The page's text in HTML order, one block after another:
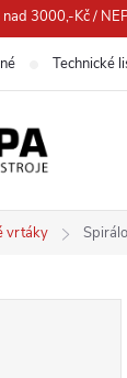
3000,-Kč /
Technické
vrtáky